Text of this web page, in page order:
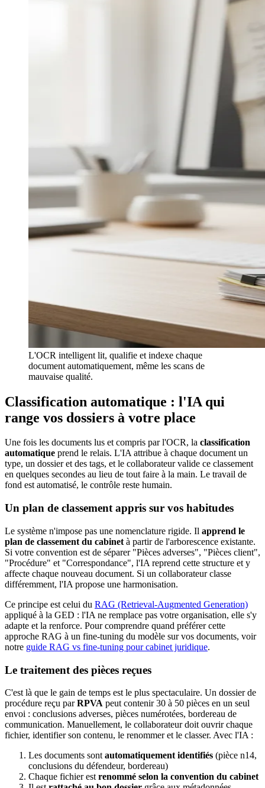
L'OCR intelligent lit, qualifie et indexe chaque
document automatiquement, même les scans de
mauvaise qualité.
Classification automatique : l'IA qui
range vos dossiers à votre place
Une fois les documents lus et compris par l'OCR, la classification
automatique prend le relais. L'IA attribue à chaque document un
type, un dossier et des tags, et le collaborateur valide ce classement
en quelques secondes au lieu de tout faire à la main. Le travail de
fond est automatisé, le contrôle reste humain.
Un plan de classement appris sur vos habitudes
Le système n'impose pas une nomenclature rigide. Il apprend le
plan de classement du cabinet à partir de l'arborescence existante.
Si votre convention est de séparer "Pièces adverses", "Pièces client",
"Procédure" et "Correspondance", l'IA reprend cette structure et y
affecte chaque nouveau document. Si un collaborateur classe
différemment, l'IA propose une harmonisation.
Ce principe est celui du RAG (Retrieval-Augmented Generation)
appliqué à la GED : l'IA ne remplace pas votre organisation, elle s'y
adapte et la renforce. Pour comprendre quand préférer cette
approche RAG à un fine-tuning du modèle sur vos documents, voir
notre guide RAG vs fine-tuning pour cabinet juridique.
Le traitement des pièces reçues
C'est là que le gain de temps est le plus spectaculaire. Un dossier de
procédure reçu parRPVA peut contenir 30 à 50 pièces en un seul
envoi : conclusions adverses, pièces numérotées, bordereau de
communication. Manuellement, le collaborateur doit ouvrir chaque
fichier, identifier son contenu, le renommer et le classer. Avec l'IA :
Les documents sont automatiquement identifiés (pièce n14,
conclusions du défendeur, bordereau)
Chaque fichier est renommé selon la convention du cabinet